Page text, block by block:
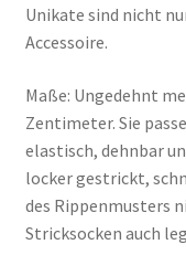
Unikate sind nicht
Accessoire.
Maße: Ungedehnt
Zentimeter. Sie
elastisch, dehnbar
locker gestrickt,
des Rippenmusters
Stricksocken auch